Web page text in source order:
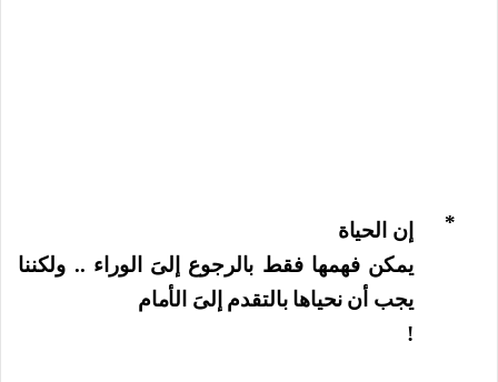
*
إن الحياة
يمكن فهمها فقط بالرجوع إلىَ الوراء .. ولكننا
يجب أن نحياها بالتقدم إلىَ الأمام
!